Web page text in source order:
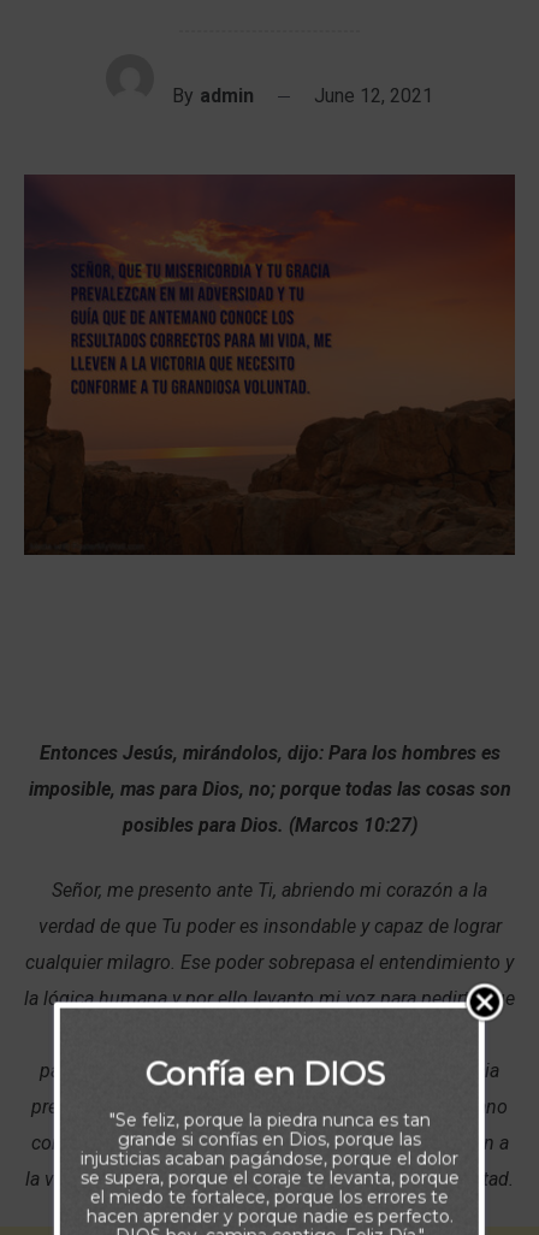
By admin June 12, 2021
Entonces Jesús, mirándolos, dijo: Para los hombres es
imposible, mas para Dios, no; porque todas las cosas son
posibles para Dios. (Marcos 10:27)
Señor, me presento ante Ti, abriendo mi corazón a la
verdad de que Tu poder es insondable y capaz de lograr
cualquier milagro. Ese poder sobrepasa el entendimiento y
la lógica humana y por ello levanto mi voz para pedirte que
pasando. Te pido Padre que Tu misericordia y Tu gracia
prevalezcan en esta situación y Tu guía que de antemano
conoce los resultados correctos para mi vida, me lleven a
la victoria que necesito conforme a Tu grandiosa voluntad.
Confía en DIOS
"Se feliz, porque la piedra nunca es tan
grande si confías en Dios, porque las
injusticias acaban pagándose, porque el dolor
se supera, porque el coraje te levanta, porque
el miedo te fortalece, porque los errores te
hacen aprender y porque nadie es perfecto.